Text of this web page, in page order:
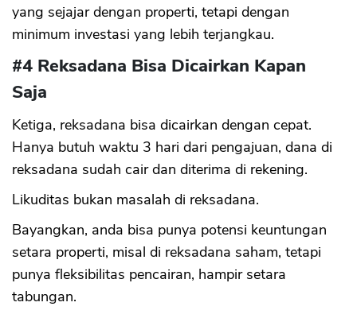
yang sejajar dengan properti, tetapi dengan
minimum investasi yang lebih terjangkau.
#4 Reksadana Bisa Dicairkan Kapan
Saja
Ketiga, reksadana bisa dicairkan dengan cepat.
Hanya butuh waktu 3 hari dari pengajuan, dana di
reksadana sudah cair dan diterima di rekening.
Likuditas bukan masalah di reksadana.
Bayangkan, anda bisa punya potensi keuntungan
setara properti, misal di reksadana saham, tetapi
punya fleksibilitas pencairan, hampir setara
tabungan.